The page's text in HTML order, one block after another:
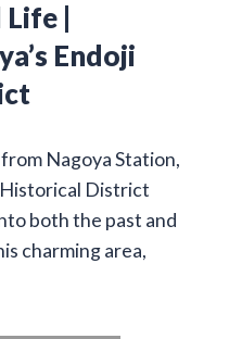
|
Endoji
Nagoya Station,
Historical District
both the past and
charming area,